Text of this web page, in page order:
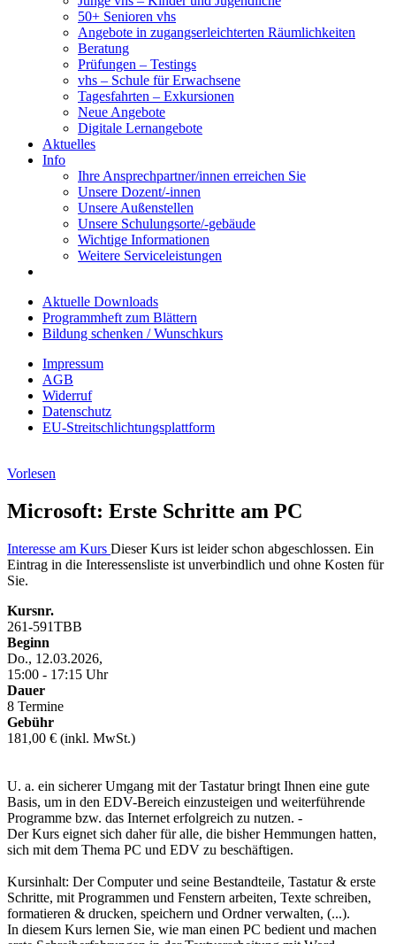
50+ Senioren vhs
Angebote in zugangserleichterten Räumlichkeiten
Beratung
Prüfungen – Testings
vhs – Schule für Erwachsene
Tagesfahrten – Exkursionen
Neue Angebote
Digitale Lernangebote
Aktuelles
Info
Ihre Ansprechpartner/innen erreichen Sie
Unsere Dozent/-innen
Unsere Außenstellen
Unsere Schulungsorte/-gebäude
Wichtige Informationen
Weitere Serviceleistungen
Aktuelle Downloads
Programmheft zum Blättern
Bildung schenken / Wunschkurs
Impressum
AGB
Widerruf
Datenschutz
EU-Streitschlichtungsplattform
Vorlesen
Microsoft: Erste Schritte am PC
Interesse am Kurs Dieser Kurs ist leider schon abgeschlossen. Ein
Eintrag in die Interessensliste ist unverbindlich und ohne Kosten für
Sie.
Kursnr.
261-591TBB
Beginn
Do., 12.03.2026,
15:00 - 17:15 Uhr
Dauer
8 Termine
Gebühr
181,00 € (inkl. MwSt.)
U. a. ein sicherer Umgang mit der Tastatur bringt Ihnen eine gute
Basis, um in den EDV-Bereich einzusteigen und weiterführende
Programme bzw. das Internet erfolgreich zu nutzen. -
Der Kurs eignet sich daher für alle, die bisher Hemmungen hatten,
sich mit dem Thema PC und EDV zu beschäftigen.
Kursinhalt: Der Computer und seine Bestandteile, Tastatur & erste
Schritte, mit Programmen und Fenstern arbeiten, Texte schreiben,
formatieren & drucken, speichern und Ordner verwalten, (...).
In diesem Kurs lernen Sie, wie man einen PC bedient und machen